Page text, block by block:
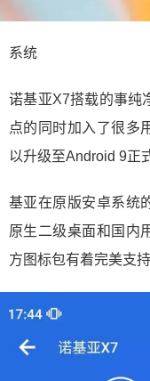
系统
诺基亚X7搭载的事纯
点的同时加入了很多
以升级至Android 9正
基亚在原版安卓系统
原生二级桌面和国内
方图标包有着完美支持